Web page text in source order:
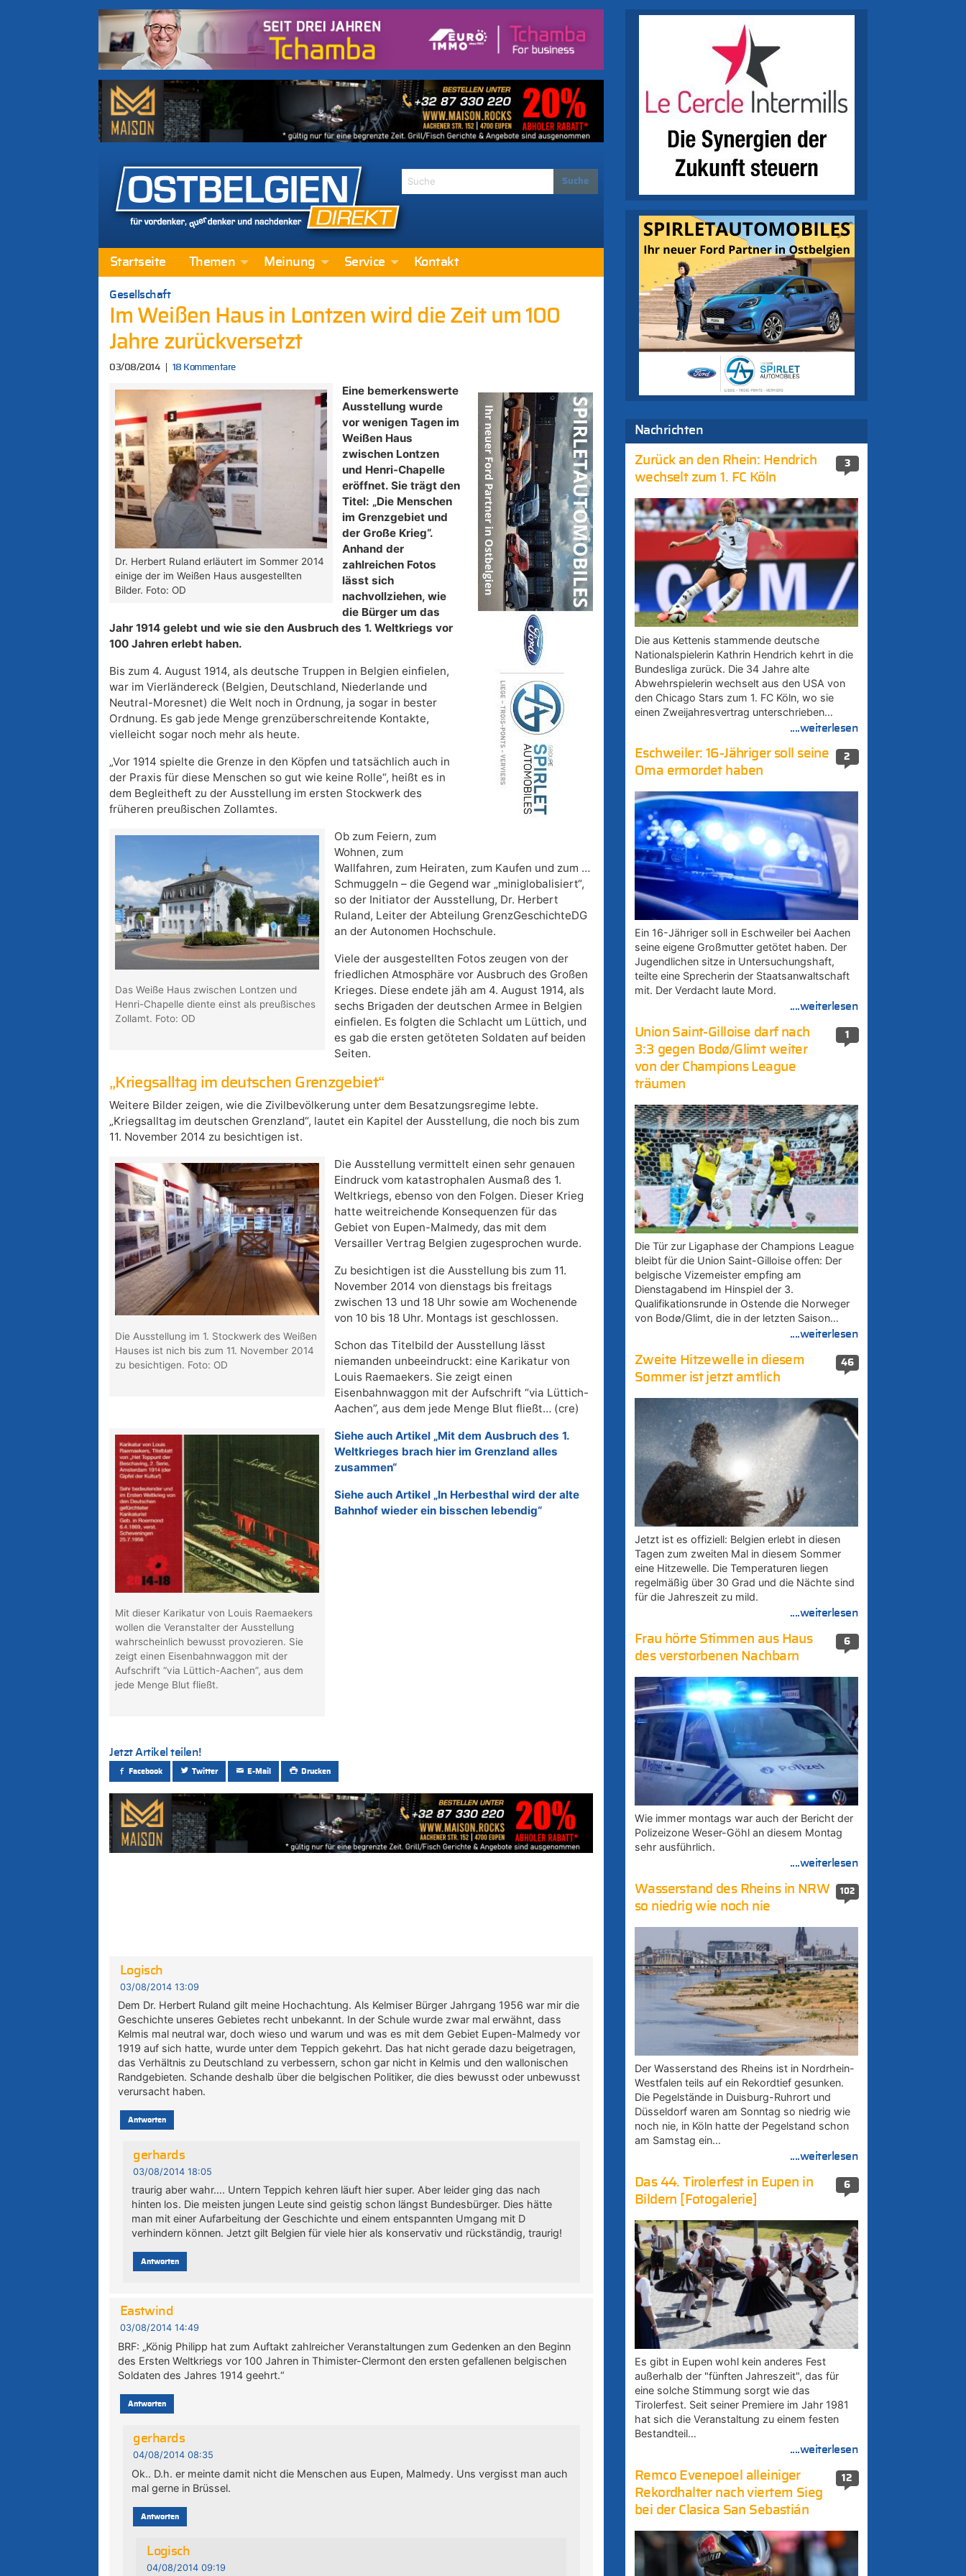
Startseite Themen Meinung Service Kontakt
Gesellschaft
Im Weißen Haus in Lontzen wird die Zeit um 100
Jahre zurückversetzt
03/08/2014 18 Kommentare
Dr. Herbert Ruland erläutert im Sommer 2014
einige der im Weißen Haus ausgestellten
Bilder. Foto: OD
Eine bemerkenswerte
Ausstellung wurde
vor wenigen Tagen im
Weißen Haus
zwischen Lontzen
und Henri-Chapelle
eröffnet. Sie trägt den
Titel: „Die Menschen
im Grenzgebiet und
der Große Krieg“.
Anhand der
zahlreichen Fotos
lässt sich
nachvollziehen, wie
die Bürger um das
Jahr 1914 gelebt und wie sie den Ausbruch des 1. Weltkriegs vor
100 Jahren erlebt haben.
Bis zum 4. August 1914, als deutsche Truppen in Belgien einfielen,
war im Vierländereck (Belgien, Deutschland, Niederlande und
Neutral-Moresnet) die Welt noch in Ordnung, ja sogar in bester
Ordnung. Es gab jede Menge grenzüberschreitende Kontakte,
vielleicht sogar noch mehr als heute.
„Vor 1914 spielte die Grenze in den Köpfen und tatsächlich auch in
der Praxis für diese Menschen so gut wie keine Rolle“, heißt es in
dem Begleitheft zu der Ausstellung im ersten Stockwerk des
früheren preußischen Zollamtes.
Das Weiße Haus zwischen Lontzen und
Henri-Chapelle diente einst als preußisches
Zollamt. Foto: OD
Ob zum Feiern, zum
Wohnen, zum
Wallfahren, zum Heiraten, zum Kaufen und zum …
Schmuggeln – die Gegend war „miniglobalisiert“,
so der Initiator der Ausstellung, Dr. Herbert
Ruland, Leiter der Abteilung GrenzGeschichteDG
an der Autonomen Hochschule.
Viele der ausgestellten Fotos zeugen von der
friedlichen Atmosphäre vor Ausbruch des Großen
Krieges. Diese endete jäh am 4. August 1914, als
sechs Brigaden der deutschen Armee in Belgien
einfielen. Es folgten die Schlacht um Lüttich, und
es gab die ersten getöteten Soldaten auf beiden
Seiten.
„Kriegsalltag im deutschen Grenzgebiet“
Weitere Bilder zeigen, wie die Zivilbevölkerung unter dem Besatzungsregime lebte.
„Kriegsalltag im deutschen Grenzland“, lautet ein Kapitel der Ausstellung, die noch bis zum
11. November 2014 zu besichtigen ist.
Die Ausstellung im 1. Stockwerk des Weißen
Hauses ist nich bis zum 11. November 2014
zu besichtigen. Foto: OD
Die Ausstellung vermittelt einen sehr genauen
Eindruck vom katastrophalen Ausmaß des 1.
Weltkriegs, ebenso von den Folgen. Dieser Krieg
hatte weitreichende Konsequenzen für das
Gebiet von Eupen-Malmedy, das mit dem
Versailler Vertrag Belgien zugesprochen wurde.
Zu besichtigen ist die Ausstellung bis zum 11.
November 2014 von dienstags bis freitags
zwischen 13 und 18 Uhr sowie am Wochenende
von 10 bis 18 Uhr. Montags ist geschlossen.
Schon das Titelbild der Ausstellung lässt
niemanden unbeeindruckt: eine Karikatur von
Louis Raemaekers. Sie zeigt einen
Eisenbahnwaggon mit der Aufschrift “via Lüttich-
Aachen”, aus dem jede Menge Blut fließt… (cre)
Mit dieser Karikatur von Louis Raemaekers
wollen die Veranstalter der Ausstellung
wahrscheinlich bewusst provozieren. Sie
zeigt einen Eisenbahnwaggon mit der
Aufschrift “via Lüttich-Aachen”, aus dem
jede Menge Blut fließt.
Siehe auch Artikel „Mit dem Ausbruch des 1.
Weltkrieges brach hier im Grenzland alles
zusammen“
Siehe auch Artikel „In Herbesthal wird der alte
Bahnhof wieder ein bisschen lebendig“
Jetzt Artikel teilen!
Facebook Twitter E-Mail Drucken
Logisch
03/08/2014 13:09
Dem Dr. Herbert Ruland gilt meine Hochachtung. Als Kelmiser Bürger Jahrgang 1956 war mir die
Geschichte unseres Gebietes recht unbekannt. In der Schule wurde zwar mal erwähnt, dass
Kelmis mal neutral war, doch wieso und warum und was es mit dem Gebiet Eupen-Malmedy vor
1919 auf sich hatte, wurde unter dem Teppich gekehrt. Das hat nicht gerade dazu beigetragen,
das Verhältnis zu Deutschland zu verbessern, schon gar nicht in Kelmis und den wallonischen
Randgebieten. Schande deshalb über die belgischen Politiker, die dies bewusst oder unbewusst
verursacht haben.
Antworten
gerhards
03/08/2014 18:05
traurig aber wahr…. Untern Teppich kehren läuft hier super. Aber leider ging das nach
hinten los. Die meisten jungen Leute sind geistig schon längst Bundesbürger. Dies hätte
man mit einer Aufarbeitung der Geschichte und einem entspannten Umgang mit D
verhindern können. Jetzt gilt Belgien für viele hier als konservativ und rückständig, traurig!
Antworten
Eastwind
03/08/2014 14:49
BRF: „König Philipp hat zum Auftakt zahlreicher Veranstaltungen zum Gedenken an den Beginn
des Ersten Weltkriegs vor 100 Jahren in Thimister-Clermont den ersten gefallenen belgischen
Soldaten des Jahres 1914 geehrt.“
Antworten
gerhards
04/08/2014 08:35
Ok.. D.h. er meinte damit nicht die Menschen aus Eupen, Malmedy. Uns vergisst man auch
mal gerne in Brüssel.
Antworten
Logisch
04/08/2014 09:19
Nachrichten
3
Zurück an den Rhein: Hendrich
wechselt zum 1. FC Köln
Die aus Kettenis stammende deutsche
Nationalspielerin Kathrin Hendrich kehrt in die
Bundesliga zurück. Die 34 Jahre alte
Abwehrspielerin wechselt aus den USA von
den Chicago Stars zum 1. FC Köln, wo sie
einen Zweijahresvertrag unterschrieben…
....weiterlesen
2
Eschweiler: 16-Jähriger soll seine
Oma ermordet haben
Ein 16-Jähriger soll in Eschweiler bei Aachen
seine eigene Großmutter getötet haben. Der
Jugendlichen sitze in Untersuchungshaft,
teilte eine Sprecherin der Staatsanwaltschaft
mit. Der Verdacht laute Mord.
....weiterlesen
1
Union Saint-Gilloise darf nach
3:3 gegen Bodø/Glimt weiter
von der Champions League
träumen
Die Tür zur Ligaphase der Champions League
bleibt für die Union Saint-Gilloise offen: Der
belgische Vizemeister empfing am
Dienstagabend im Hinspiel der 3.
Qualifikationsrunde in Ostende die Norweger
von Bodø/Glimt, die in der letzten Saison…
....weiterlesen
46
Zweite Hitzewelle in diesem
Sommer ist jetzt amtlich
Jetzt ist es offiziell: Belgien erlebt in diesen
Tagen zum zweiten Mal in diesem Sommer
eine Hitzewelle. Die Temperaturen liegen
regelmäßig über 30 Grad und die Nächte sind
für die Jahreszeit zu mild.
....weiterlesen
6
Frau hörte Stimmen aus Haus
des verstorbenen Nachbarn
Wie immer montags war auch der Bericht der
Polizeizone Weser-Göhl an diesem Montag
sehr ausführlich.
....weiterlesen
102
Wasserstand des Rheins in NRW
so niedrig wie noch nie
Der Wasserstand des Rheins ist in Nordrhein-
Westfalen teils auf ein Rekordtief gesunken.
Die Pegelstände in Duisburg-Ruhrort und
Düsseldorf waren am Sonntag so niedrig wie
noch nie, in Köln hatte der Pegelstand schon
am Samstag ein…
....weiterlesen
6
Das 44. Tirolerfest in Eupen in
Bildern [Fotogalerie]
Es gibt in Eupen wohl kein anderes Fest
außerhalb der "fünften Jahreszeit", das für
eine solche Stimmung sorgt wie das
Tirolerfest. Seit seiner Premiere im Jahr 1981
hat sich die Veranstaltung zu einem festen
Bestandteil…
....weiterlesen
12
Remco Evenepoel alleiniger
Rekordhalter nach viertem Sieg
bei der Clasica San Sebastián